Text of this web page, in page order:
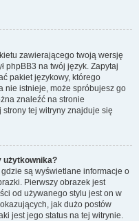
zawierającego twoją wersję
phpBB3 na twój język. Zapytaj
pakiet językowy, którego
nie istnieje, może spróbujesz go
znaleźć na stronie
tej witryny znajduje się
użytkownika?
są wyświetlane informacje o
Pierwszy obrazek jest
od używanego stylu jest on w
jak dużo postów
jest jego status na tej witrynie.